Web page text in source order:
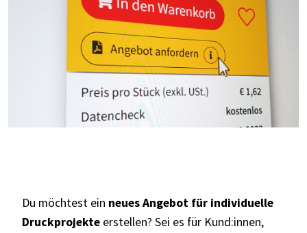
Du möchtest ein neues Angebot für individuelle
Druckprojekte erstellen? Sei es für Kund:innen,